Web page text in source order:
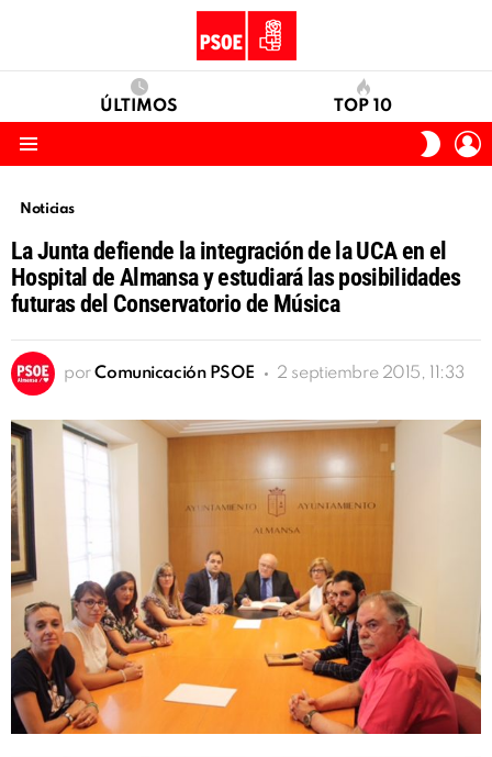
ÚLTIMOS TOP 10
SKIN
Noticias
La Junta defiende la integración de la UCA en el
Hospital de Almansa y estudiará las posibilidades
futuras del Conservatorio de Música
por Comunicación PSOE 2 septiembre 2015, 11:33